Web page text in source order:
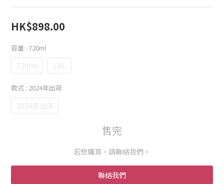
HK$898.00
容量 : 720ml
720ml 1.8L
款式 : 2024年出荷
2024年出荷
售完
若想購買，請聯絡我們。
聯絡我們